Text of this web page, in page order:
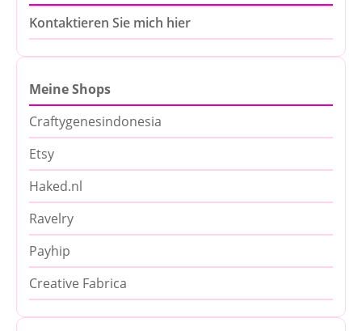
Kontaktieren Sie mich hier
Meine Shops
Craftygenesindonesia
Etsy
Haked.nl
Ravelry
Payhip
Creative Fabrica